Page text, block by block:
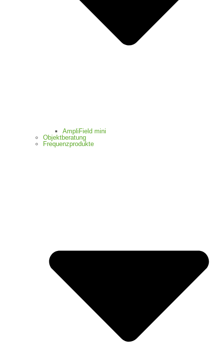
AmpliField mini
Objektberatung
Frequenzprodukte